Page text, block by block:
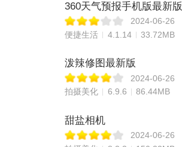
360天气预报手机版最新版
2024-06-26
便捷生活
4.1.14 33.72MB
泼辣修图最新版
2024-06-26
拍摄美化
6.9.6 86.44MB
甜盐相机
2024-06-26